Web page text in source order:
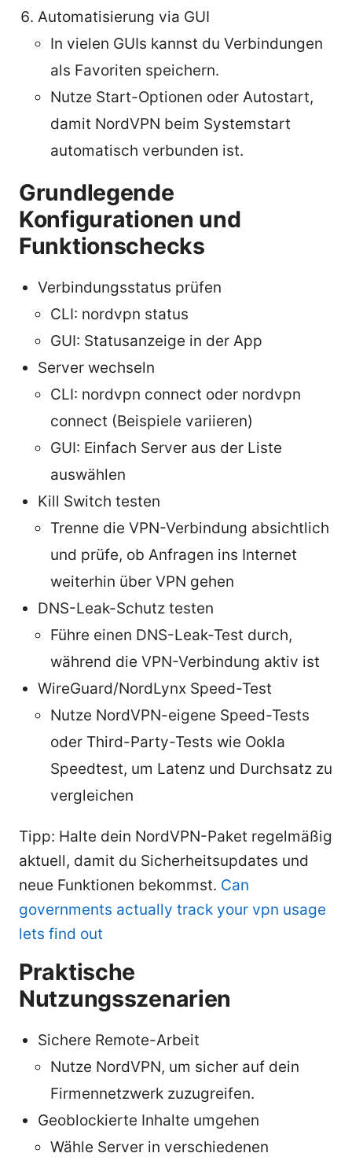
Automatisierung via GUI
In vielen GUIs kannst du Verbindungen
als Favoriten speichern.
Nutze Start-Optionen oder Autostart,
damit NordVPN beim Systemstart
automatisch verbunden ist.
Grundlegende
Konfigurationen und
Funktionschecks
Verbindungsstatus prüfen
CLI: nordvpn status
GUI: Statusanzeige in der App
Server wechseln
CLI: nordvpn connect oder nordvpn
connect (Beispiele variieren)
GUI: Einfach Server aus der Liste
auswählen
Kill Switch testen
Trenne die VPN-Verbindung absichtlich
und prüfe, ob Anfragen ins Internet
weiterhin über VPN gehen
DNS-Leak-Schutz testen
Führe einen DNS-Leak-Test durch,
während die VPN-Verbindung aktiv ist
WireGuard/NordLynx Speed-Test
Nutze NordVPN-eigene Speed-Tests
oder Third-Party-Tests wie Ookla
Speedtest, um Latenz und Durchsatz zu
vergleichen
Tipp: Halte dein NordVPN-Paket regelmäßig
aktuell, damit du Sicherheitsupdates und
neue Funktionen bekommst. Can
governments actually track your vpn usage
lets find out
Praktische
Nutzungsszenarien
Sichere Remote-Arbeit
Nutze NordVPN, um sicher auf dein
Firmennetzwerk zuzugreifen.
Geoblockierte Inhalte umgehen
Wähle Server in verschiedenen